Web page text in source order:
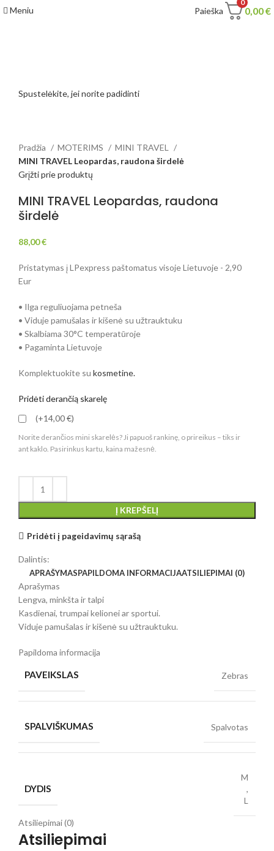
Meniu Paieška
0
0,00€
Spustelėkite, jei norite padidinti
Pradžia MOTERIMS
MINI TRAVEL
MINI TRAVEL Leopardas, raudona širdelė
Grįžti prie produktų
MINI TRAVEL Leopardas, raudona
širdelė
88,00€
Pristatymas į LPexpress paštomatus visoje Lietuvoje - 2,90
Eur
• Ilga reguliuojama petneša
• Viduje pamušalas ir kišenė su užtrauktuku
• Skalbiama 30°C temperatūroje
• Pagaminta Lietuvoje
Komplektuokite su kosmetine.
Pridėti derančią skarelę
(+14,00 €)
Norite derančios mini skarelės? Ji papuoš rankinę, o prireikus – tiks ir
ant kaklo. Pasirinkus kartu, kaina mažesnė.
Į KREPŠELĮ
Pridėti į pageidavimų sąrašą
Dalintis:
APRAŠYMASPAPILDOMA INFORMACIJAATSILIEPIMAI (0)
Aprašymas
Lengva, minkšta ir talpi
Kasdienai, trumpai kelionei ar sportui.
Viduje pamušalas ir kišenė su užtrauktuku.
Papildoma informacija
PAVEIKSLAS Zebras
SPALVIŠKUMAS Spalvotas
DYDIS
M
,
L
Atsiliepimai (0)
Atsiliepimai